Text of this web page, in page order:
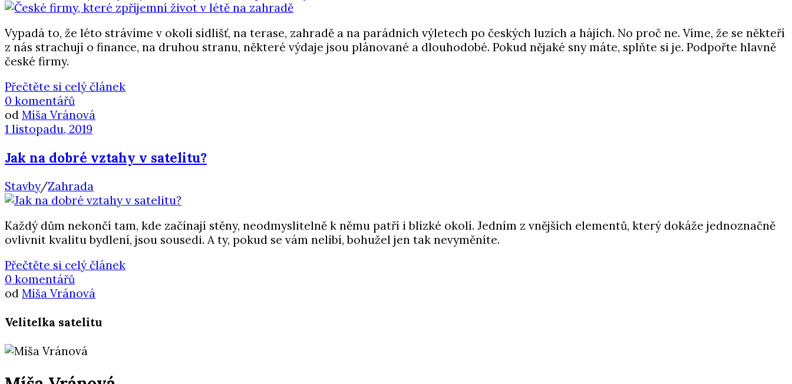
Vypadá to, že léto strávíme v okolí sídlišť, na terase, zahradě a na parádních výletech po českých luzích a hájích. No proč ne. Víme, že se někteří
z nás strachují o finance, na druhou stranu, některé výdaje jsou plánované a dlouhodobé. Pokud nějaké sny máte, splňte si je. Podpořte hlavně
české firmy.
Přečtěte si celý článek
0 komentářů
od Míša Vránová
1 listopadu, 2019
Jak na dobré vztahy v satelitu?
Stavby/Zahrada
Každý dům nekončí tam, kde začínají stěny, neodmyslitelně k němu patří i blízké okolí. Jedním z vnějších elementů, který dokáže jednoznačně
ovlivnit kvalitu bydlení, jsou sousedi. A ty, pokud se vám nelíbí, bohužel jen tak nevyměníte.
Přečtěte si celý článek
0 komentářů
od Míša Vránová
Velitelka satelitu